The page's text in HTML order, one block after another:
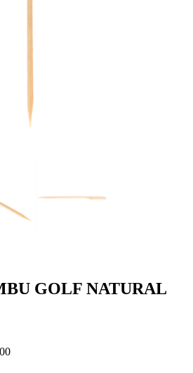
GOLF NATURAL